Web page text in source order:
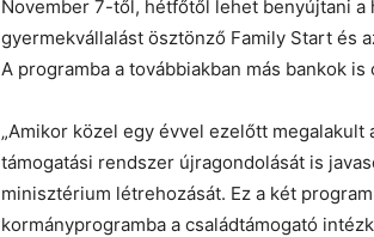
November 7-től, hétfőtől lehet benyújtani a
gyermekvállalást ösztönző Family Start és
A programba a továbbiakban más bankok is
„Amikor közel egy évvel ezelőtt
támogatási rendszer újragondolását is
minisztérium létrehozását. Ez a két
kormányprogramba a családtámogató